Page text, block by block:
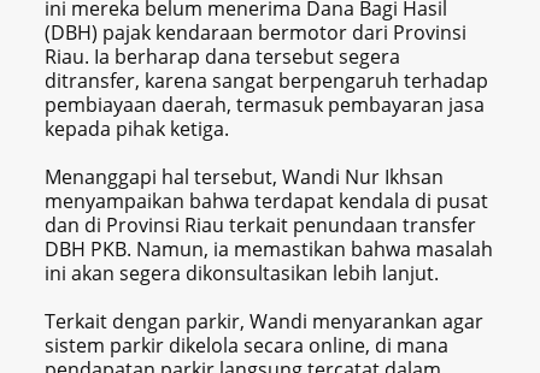
ini mereka belum menerima Dana Bagi Hasil
(DBH) pajak kendaraan bermotor dari Provinsi
Riau. Ia berharap dana tersebut segera
ditransfer, karena sangat berpengaruh terhadap
pembiayaan daerah, termasuk pembayaran jasa
kepada pihak ketiga.
Menanggapi hal tersebut, Wandi Nur Ikhsan
menyampaikan bahwa terdapat kendala di pusat
dan di Provinsi Riau terkait penundaan transfer
DBH PKB. Namun, ia memastikan bahwa masalah
ini akan segera dikonsultasikan lebih lanjut.
Terkait dengan parkir, Wandi menyarankan agar
sistem parkir dikelola secara online, di mana